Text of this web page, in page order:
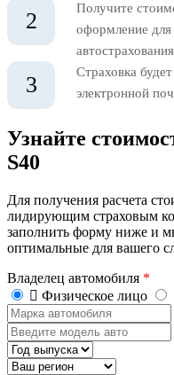
2
Получите
оформление для
3
Страховка
электронной
Узнайте
S40
Для получения расчета
лидирующим страховым
заполнить форму ниже и
оптимальные для вашего
Владелец автомобиля *
Физическое лицо
Марка
автомобиля
Введите
модель
авто
Год
выпуска
Регион